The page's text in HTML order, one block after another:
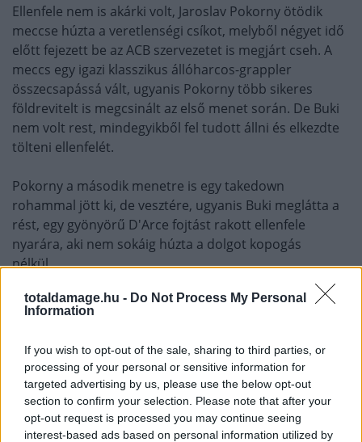
totaldamage.hu - Do Not Process My Personal
Information
If you wish to opt-out of the sale, sharing to third parties, or
processing of your personal or sensitive information for
targeted advertising by us, please use the below opt-out
section to confirm your selection. Please note that after your
opt-out request is processed you may continue seeing
interest-based ads based on personal information utilized by
Ellenfele nem is akárki volt, Jaroslav Pokorny ötödik
meccse húzta a veretlenségi csíkot, melyből négyet idő
előtt fejezett be az ACB szervezetet is megjárt cseh. A
meccs egy igazi klasszikus állóharcos-grappler
összecsapássá vált, ugyanis Pokorny több sikeres
földrevitelt is megcsinált az első menet során. De Buki
nem volt rest, mindegyikből fel tudott állni és elkezdte
tölteni ellenfelét.
Pokorny a második menetre is egy takedown
rohammal jött ki, de vesztére, ugyanis Buki meglátta a
rést, egy gyönyörű D'Arce fojtást rakott ellenfele
nyarára, aki nem sokáig húzta a dolgot kopogás
nélkül...
submitted Jaroslav Pokorny (14-7) with a D'Arce choke in
round 2 of today's#XFN11co-main event battle
pic.twitter.com/oaQ7qWgVwF
— DC Howard (@FightFan_DC)June 28, 2018